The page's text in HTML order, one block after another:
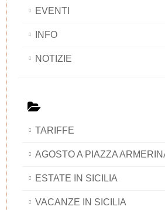
EVENTI
INFO
NOTIZIE
TARIFFE
AGOSTO A PIAZZA
ESTATE IN SICILIA
VACANZE IN SICILIA